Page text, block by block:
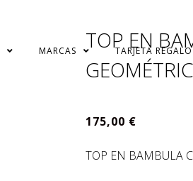
MARCAS TARJETA REGALO
TOP EN
175,00 €
TOP EN BAMBULA